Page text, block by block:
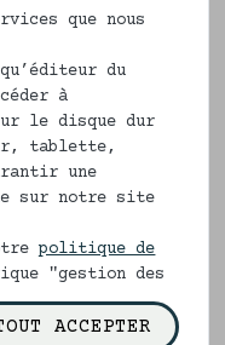
mélées.
100% bio
à l'eau
une nuit
que nous
du
à
le disque dur
tablette,
une
sur notre site
politique de
"gestion des
ACCEPTER